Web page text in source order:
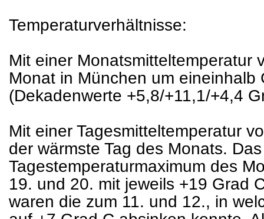
Temperaturverhältnisse:
Mit einer Monatsmitteltemperatur
Monat in München um eineinhalb
(Dekadenwerte +5,8/+11,1/+4,4
Mit einer Tagesmitteltemperatur
der wärmste Tag des Monats.
Tagestemperaturmaximum des
19. und 20. mit jeweils +19 Grad
waren die zum 11. und 12., in